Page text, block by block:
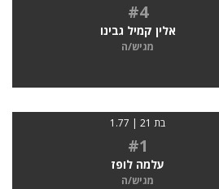
#4
אלין קמיל גבינו
מגיש/ה
בת 21 | 1.77
#1
עלמה לופז
מגיש/ה